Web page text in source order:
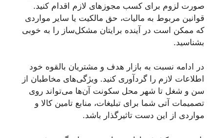
صورت لزوم برای کسب مجوزهای لازم اقدام کنید.
قوانین مربوط به مالیات، حق مالکیت یا سایر مواردی
که ممکن است در آینده برایتان مشکل‌ساز را به خوبی
بشناسید.
در ادامه نسبت به بازار هدف و مشتریان بالقوه خود
اطلاعات لازم را گردآوری کنید. ویژگی‌های مخاطبان از
سن و شغل تا شهر محل سکونت آن‌ها می‌تواند روی
تصمیمات آتی شما برای تبلیغات، منابع تامین کالا و
مواردی از این دست تاثیرگذار باشد.